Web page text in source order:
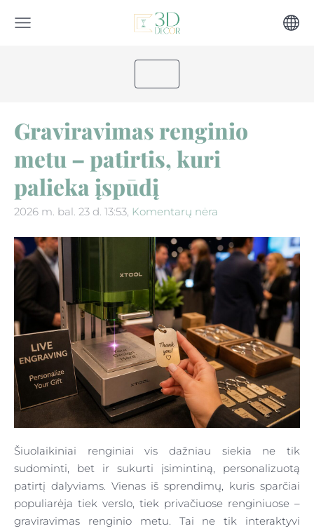
Graviravimas renginio
metu – patirtis, kuri
palieka įspūdį
2026 m. bal. 23 d. 13:53, Komentarų nėra
Šiuolaikiniai renginiai vis dažniau siekia ne tik
sudominti, bet ir sukurti įsimintiną, personalizuotą
patirtį dalyviams. Vienas iš sprendimų, kuris sparčiai
populiarėja tiek verslo, tiek privačiuose renginiuose –
graviravimas renginio metu. Tai ne tik interaktyvi